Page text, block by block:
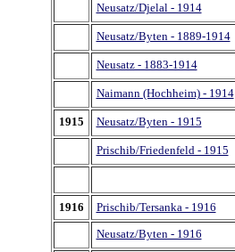
Neusatz/Djelal - 1914
Neusatz/Byten - 1889-1914
Neusatz - 1883-1914
Naimann (Hochheim) - 1914
1915 Neusatz/Byten - 1915
Prischib/Friedenfeld - 1915
1916 Prischib/Tersanka - 1916
Neusatz/Byten - 1916